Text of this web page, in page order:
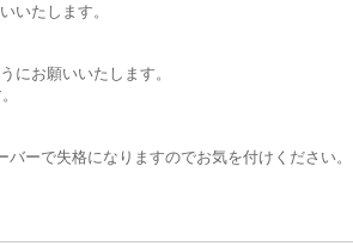
いたします。
にお願いいたします。
ーで失格になりますのでお気を付けください。